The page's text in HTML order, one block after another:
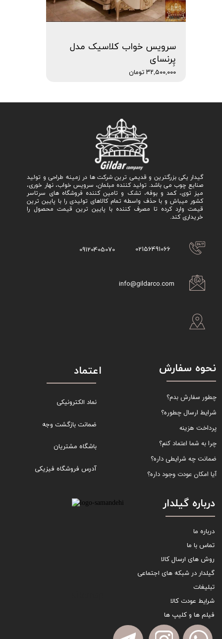
سرویس خواب کلاسیک مدل
پِرنسای
۳۲,۵۰۰,۰۰۰ تومان
گیدار یکی بزرگترین و قدیمی ترین شرکت ها در زمینه طراحی و تولید
صنایع چوب می باشد. تولید کننده مبلمان، سرویس خواب، نهار خوری،
میز توی، کمد و بوفه، تشک و تامین کننده فروشگاه های سرتاسر
کشور میباش و با حذف واسطه تمام کالاهای تولیدی را با پایین ترین
قیمت وارد کرده تا مصرف کننده با پایین ترین قیمت محصول را
خریداری کند.
02156491066
09120405070
info@gildarco.com
نحوه سفارش
چطور سفارش بدم؟
شرایط ارسال چطوره؟
پرداخت هزینه
چرا به شما اعتماد کنم؟
ضمانت چه شرایطی داره؟
آیا امکان عودت وجود داره؟
اعتماد
نماد الکترونیکی
ضمانت بازگشت وجه
باشگاه مشتریان
آدرس فروشگاه فیزیکی
درباره گیلدار
درباره ما
تماس با ما
روش های ارسال کالا
گیلدار در شبکه های اجتماعی
تبلیغات
شرایط عودت کالا
فیلم ها و کلیپ ها